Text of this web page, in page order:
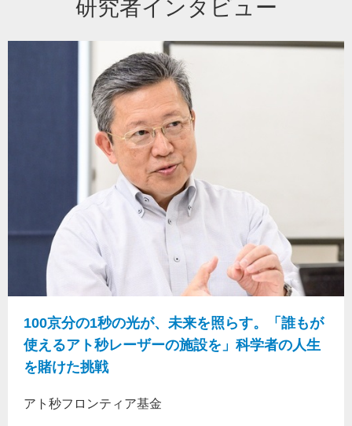
研究者インタビュー
100京分の1秒の光が、未来を照らす。「誰もが
使えるアト秒レーザーの施設を」科学者の人生
を賭けた挑戦
アト秒フロンティア基金